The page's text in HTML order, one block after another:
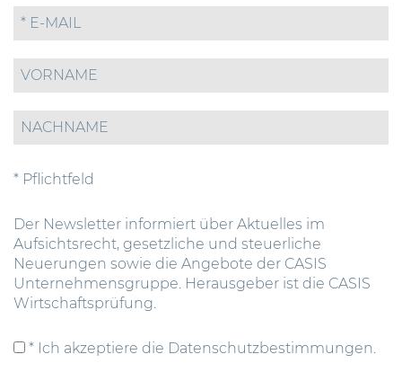
* Pflichtfeld
Der Newsletter informiert über Aktuelles im
Aufsichtsrecht, gesetzliche und steuerliche
Neuerungen sowie die Angebote der CASIS
Unternehmensgruppe. Herausgeber ist die CASIS
Wirtschaftsprüfung.
* Ich akzeptiere die Datenschutzbestimmungen.